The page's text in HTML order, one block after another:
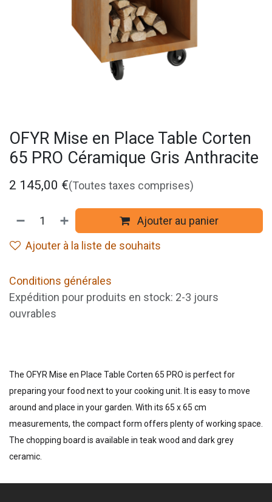
OFYR Mise en Place Table Corten
65 PRO Céramique Gris Anthracite
2 145,00 €(Toutes taxes comprises)
Ajouter au panier
Ajouter à la liste de souhaits
Conditions générales
Expédition pour produits en stock: 2-3 jours
ouvrables
The OFYR Mise en Place Table Corten 65 PRO is perfect for
preparing your food next to your cooking unit. It is easy to move
around and place in your garden. With its 65 x 65 cm
measurements, the compact form offers plenty of working space.
The chopping board is available in teak wood and dark grey
ceramic.